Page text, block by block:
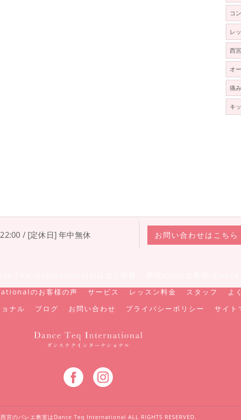
コ
レ
西
オ
痛
キ
/ [定休日] 年中無休 お問い合わせはこちら
のお客様の声
サービス レッスン料金 スタッフ よ
ナル
ブログ お問い合わせ プライバシーポリシー サイト
宮のバレエ教室はDance Teq International ALL RIGHTS RESERVED.